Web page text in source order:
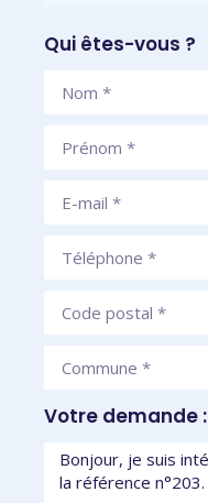
Qui êtes-vous ?
Votre demande :